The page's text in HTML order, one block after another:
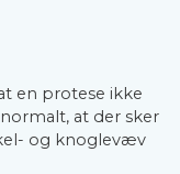
en protese ikke
at der sker
og knoglevæv